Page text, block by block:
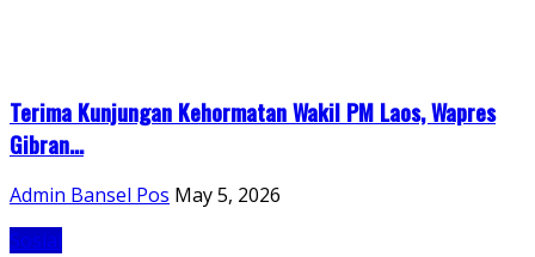
Terima Kunjungan Kehormatan Wakil PM Laos, Wapres
Gibran...
Admin Bansel Pos May 5, 2026
Sosial